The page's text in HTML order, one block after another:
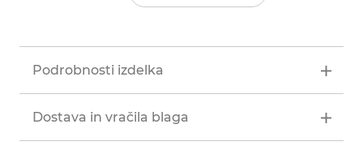
Podrobnosti izdelka
Dostava in vračila blaga